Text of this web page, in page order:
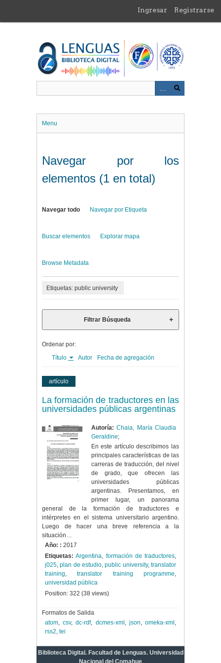
contenido
Ingresar Registrarse
Menu
Navegar por los
elementos (1 en total)
Navegar todo Navegar por Etiqueta
Buscar elementos Explorar mapa
Browse Metadata
Etiquetas: public university
Filtrar Búsqueda
Ordenar por:
Título
Autor Fecha de agregación
artículo
La formación de traductores en las
universidades públicas argentinas
Autoría: Chaia, María Claudia
Geraldine;
En este artículo describimos las
principales características de las
carreras de traducción, del nivel
de grado, que ofrecen las
universidades públicas
argentinas. Presentamos, en
primer lugar, un panorama
general de la formación de traductores e
intérpretes en el sistema universitario argentino.
Luego de hacer una breve referencia a la
situación…
Año: : 2017
Etiquetas: Argentina, formación de traductores,
j025,plan de estudio,public university,translator
training,translator training programme,
universidad pública
Position: 322 (38 views)
Formatos de Salida
atom,csv,dc-rdf, dcmes-xml , json,omeka-xml ,
rss2, tei
Biblioteca Digital. Facultad de Lenguas. Universidad
Nacional del Comahue